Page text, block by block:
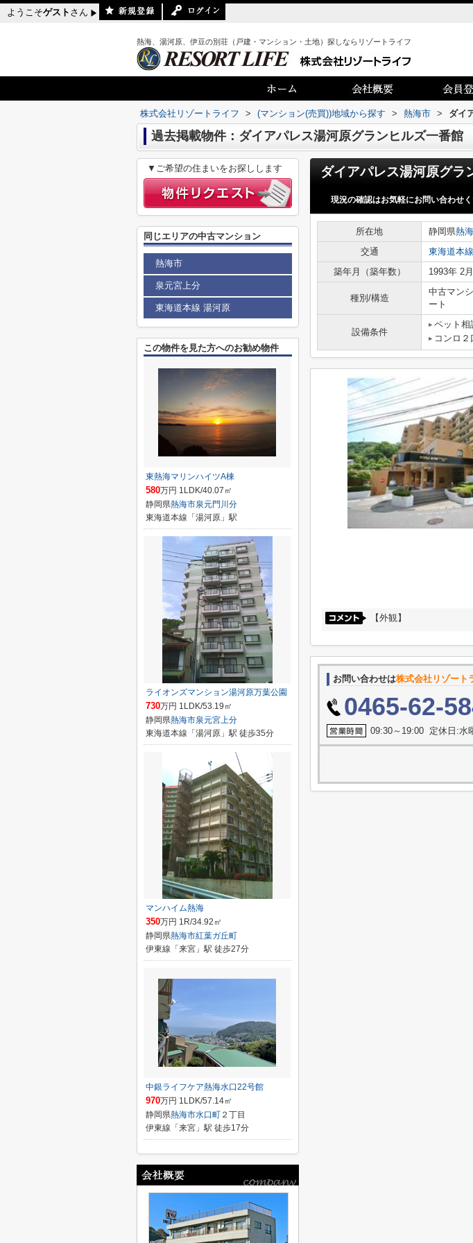
ようこそゲスト さん
熱海、湯河原、伊豆の別荘（戸建・マンション・土地）探しならリゾートライフ
株式会社リゾートライフ > (マンション(売買))地域から探す > 熱海市 > ダイ
過去掲載物件：ダイアパレス湯河原グランヒルズ一番館
現況の確認はお気軽にお問い合わせく
所在地 静岡県熱
交通
東海道本線
築年月（築年数）
1993年 2
種別/構造
中古マン
ート
設備条件
ペット相
コンロ２
【外観】
お問い合わせは株式会社リゾート
0465-62-
09:30～19:00 定休日:水
▼ご希望の住まいをお探しします
同じエリアの中古マンション
熱海市
泉元宮上分
東海道本線 湯河原
この物件を見た方へのお勧め物件
東熱海マリンハイツA棟
580万円 1LDK/40.07㎡
静岡県熱海市泉元門川分
東海道本線「湯河原」駅
ライオンズマンション湯河原万葉公園
730万円 1LDK/53.19㎡
静岡県熱海市泉元宮上分
東海道本線「湯河原」駅 徒歩35分
マンハイム熱海
350万円 1R/34.92㎡
静岡県熱海市紅葉ガ丘町
伊東線「来宮」駅 徒歩27分
中銀ライフケア熱海水口22号館
970万円 1LDK/57.14㎡
静岡県熱海市水口町 ２丁目
伊東線「来宮」駅 徒歩17分